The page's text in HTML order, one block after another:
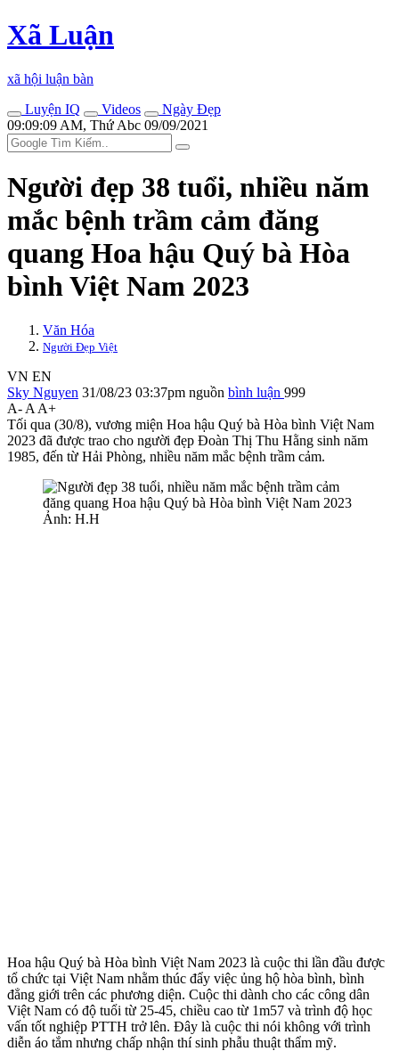
Xã Luận
xã hội luận bàn
Luyện IQ
Videos
Ngày Đẹp
09:09:09 AM, Thứ Abc 09/09/2021
Người đẹp 38 tuổi, nhiều năm
mắc bệnh trầm cảm đăng
quang Hoa hậu Quý bà Hòa
bình Việt Nam 2023
Văn Hóa
Người Đẹp Việt
VN EN
Sky Nguyen 31/08/23 03:37pm nguồn bình luận 999
A- A A+
Tối qua (30/8), vương miện Hoa hậu Quý bà Hòa bình Việt Nam
2023 đã được trao cho người đẹp Đoàn Thị Thu Hằng sinh năm
1985, đến từ Hải Phòng, nhiều năm mắc bệnh trầm cảm.
Ảnh: H.H
Hoa hậu Quý bà Hòa bình Việt Nam 2023 là cuộc thi lần đầu được
tổ chức tại Việt Nam nhằm thúc đẩy việc ủng hộ hòa bình, bình
đẳng giới trên các phương diện. Cuộc thi dành cho các công dân
Việt Nam có độ tuổi từ 25-45, chiều cao từ 1m57 và trình độ học
vấn tốt nghiệp PTTH trở lên. Đây là cuộc thi nói không với trình
diễn áo tắm nhưng chấp nhận thí sinh phẫu thuật thẩm mỹ.